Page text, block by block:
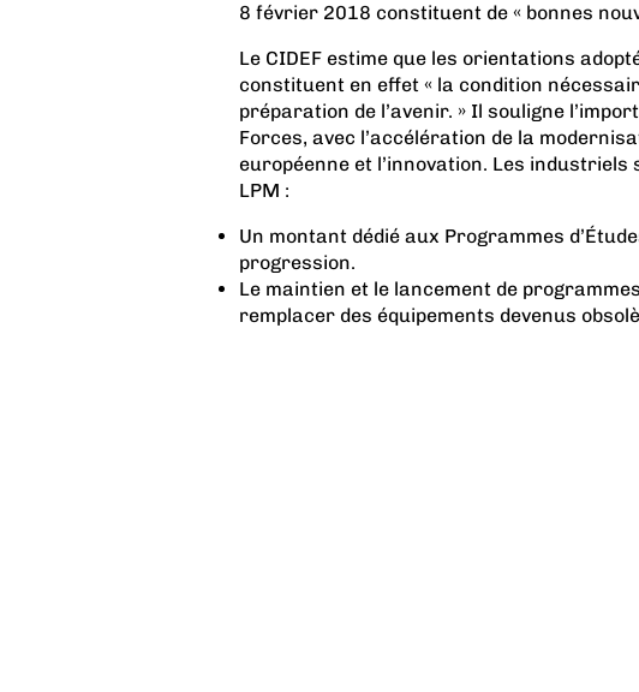
8 février 2018 constituent de « bonnes
Le CIDEF estime que les orientations
constituent en effet « la condition
préparation de l’avenir. » Il souligne
Forces, avec l’accélération de la
européenne et l’innovation. Les
LPM :
Un montant dédié aux Programmes
progression.
Le maintien et le lancement de
remplacer des équipements devenus